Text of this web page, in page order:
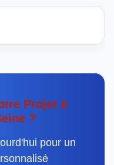
Projet à
?
pour un